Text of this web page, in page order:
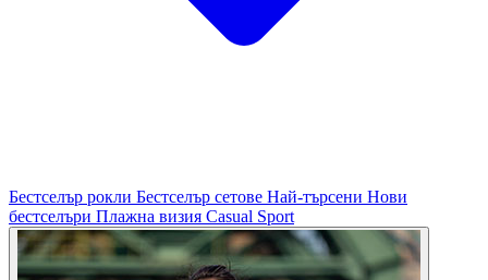
Бестселър рокли Бестселър сетове Най-търсени Нови
бестселъри Плажна визия Casual Sport